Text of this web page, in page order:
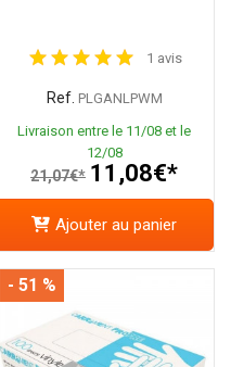
1 avis
Ref. PLGANLPWM
Livraison entre le 11/08 et le
12/08
21,07€* 11,08€*
Ajouter au panier
- 51 %